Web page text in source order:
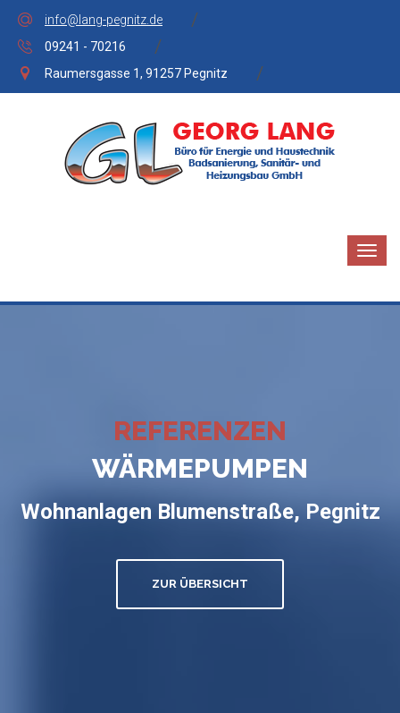
info@lang-pegnitz.de
09241 - 70216
Raumersgasse 1, 91257 Pegnitz
REFERENZEN
WÄRMEPUMPEN
Wohnanlagen Blumenstraße, Pegnitz
ZUR ÜBERSICHT